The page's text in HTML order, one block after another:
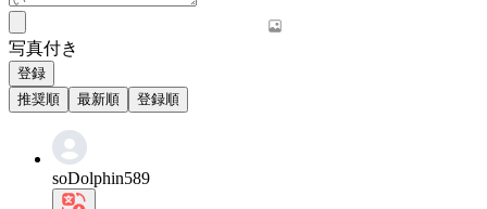
写真付き
登録
推奨順
最新順 登録順
soDolphin589